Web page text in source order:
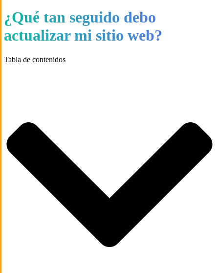
¿Qué tan seguido debo
actualizar mi sitio web?
Tabla de contenidos